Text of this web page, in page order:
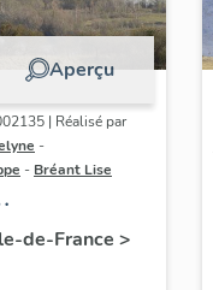
Aperçu
| Réalisé par
-
- Bréant Lise
sur
de Seine-
de-France >